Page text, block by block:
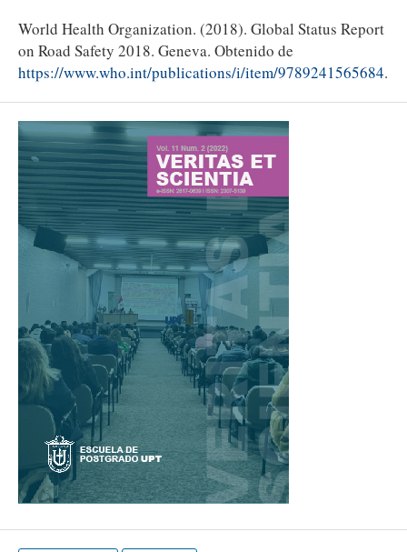
World Health Organization. (2018). Global Status Report
on Road Safety 2018. Geneva. Obtenido de
https://www.who.int/publications/i/item/9789241565684.